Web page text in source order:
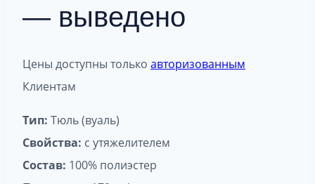
— выведено
Цены доступны только авторизованным
Клиентам
Тип: Тюль (вуаль)
Свойства: с утяжелителем
Состав: 100% полиэстер